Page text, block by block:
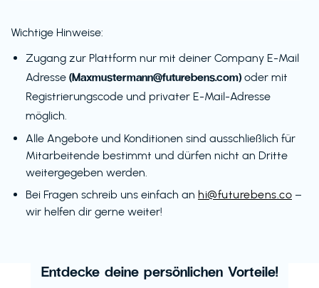
Wichtige Hinweise:
Zugang zur Plattform nur mit deiner Company E-Mail
Adresse (Maxmustermann@futurebens.com) oder mit
Registrierungscode und privater E-Mail-Adresse
möglich.
Alle Angebote und Konditionen sind ausschließlich für
Mitarbeitende bestimmt und dürfen nicht an Dritte
weitergegeben werden.
Bei Fragen schreib uns einfach an hi@futurebens.co –
wir helfen dir gerne weiter!
Entdecke deine persönlichen Vorteile!